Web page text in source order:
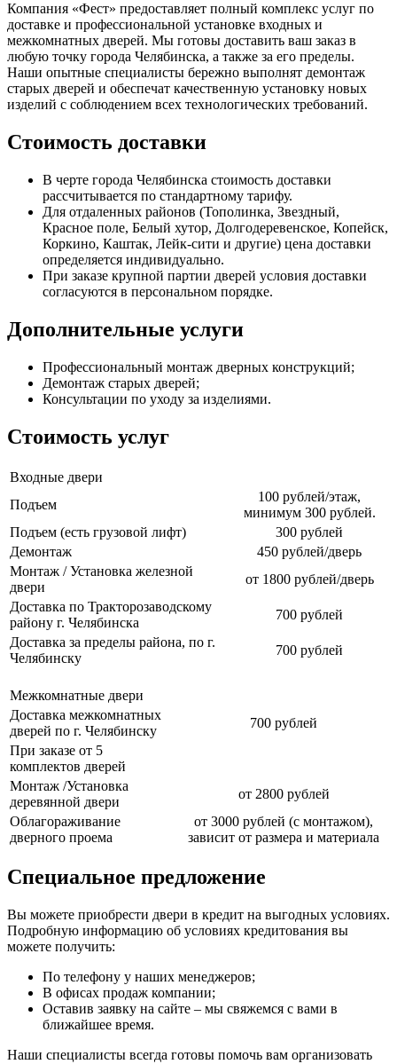
Компания «Фест» предоставляет полный комплекс услуг по
доставке и профессиональной установке входных и
межкомнатных дверей. Мы готовы доставить ваш заказ в
любую точку города Челябинска, а также за его пределы.
Наши опытные специалисты бережно выполнят демонтаж
старых дверей и обеспечат качественную установку новых
изделий с соблюдением всех технологических требований.
Стоимость доставки
В черте города Челябинска стоимость доставки
рассчитывается по стандартному тарифу.
Для отдаленных районов (Тополинка, Звездный,
Красное поле, Белый хутор, Долгодеревенское, Копейск,
Коркино, Каштак, Лейк-сити и другие) цена доставки
определяется индивидуально.
При заказе крупной партии дверей условия доставки
согласуются в персональном порядке.
Дополнительные услуги
Профессиональный монтаж дверных конструкций;
Демонтаж старых дверей;
Консультации по уходу за изделиями.
Стоимость услуг
Входные двери
Подъем
100 рублей/этаж,
минимум 300 рублей.
Подъем (есть грузовой лифт)
300 рублей
Демонтаж
450 рублей/дверь
Монтаж / Установка железной
двери
от 1800 рублей/дверь
Доставка по Тракторозаводскому
району г. Челябинска
700 рублей
Доставка за пределы района, по г.
Челябинску
700 рублей
Межкомнатные двери
Доставка межкомнатных
дверей по г. Челябинску
700 рублей
При заказе от 5
комплектов дверей
Монтаж /Установка
деревянной двери
от 2800 рублей
Облагораживание
дверного проема
от 3000 рублей (с монтажом),
зависит от размера и материала
Специальное предложение
Вы можете приобрести двери в кредит на выгодных условиях.
Подробную информацию об условиях кредитования вы
можете получить:
По телефону у наших менеджеров;
В офисах продаж компании;
Оставив заявку на сайте – мы свяжемся с вами в
ближайшее время.
Наши специалисты всегда готовы помочь вам организовать